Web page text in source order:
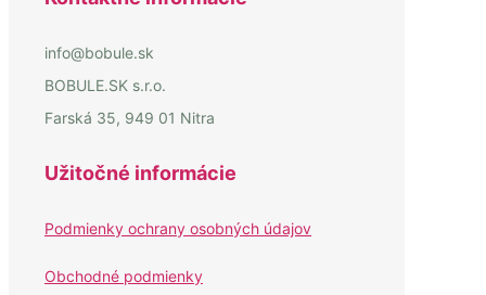
info@bobule.sk
BOBULE.SK s.r.o.
Farská 35, 949 01 Nitra
Užitočné informácie
Podmienky ochrany osobných údajov
Obchodné podmienky